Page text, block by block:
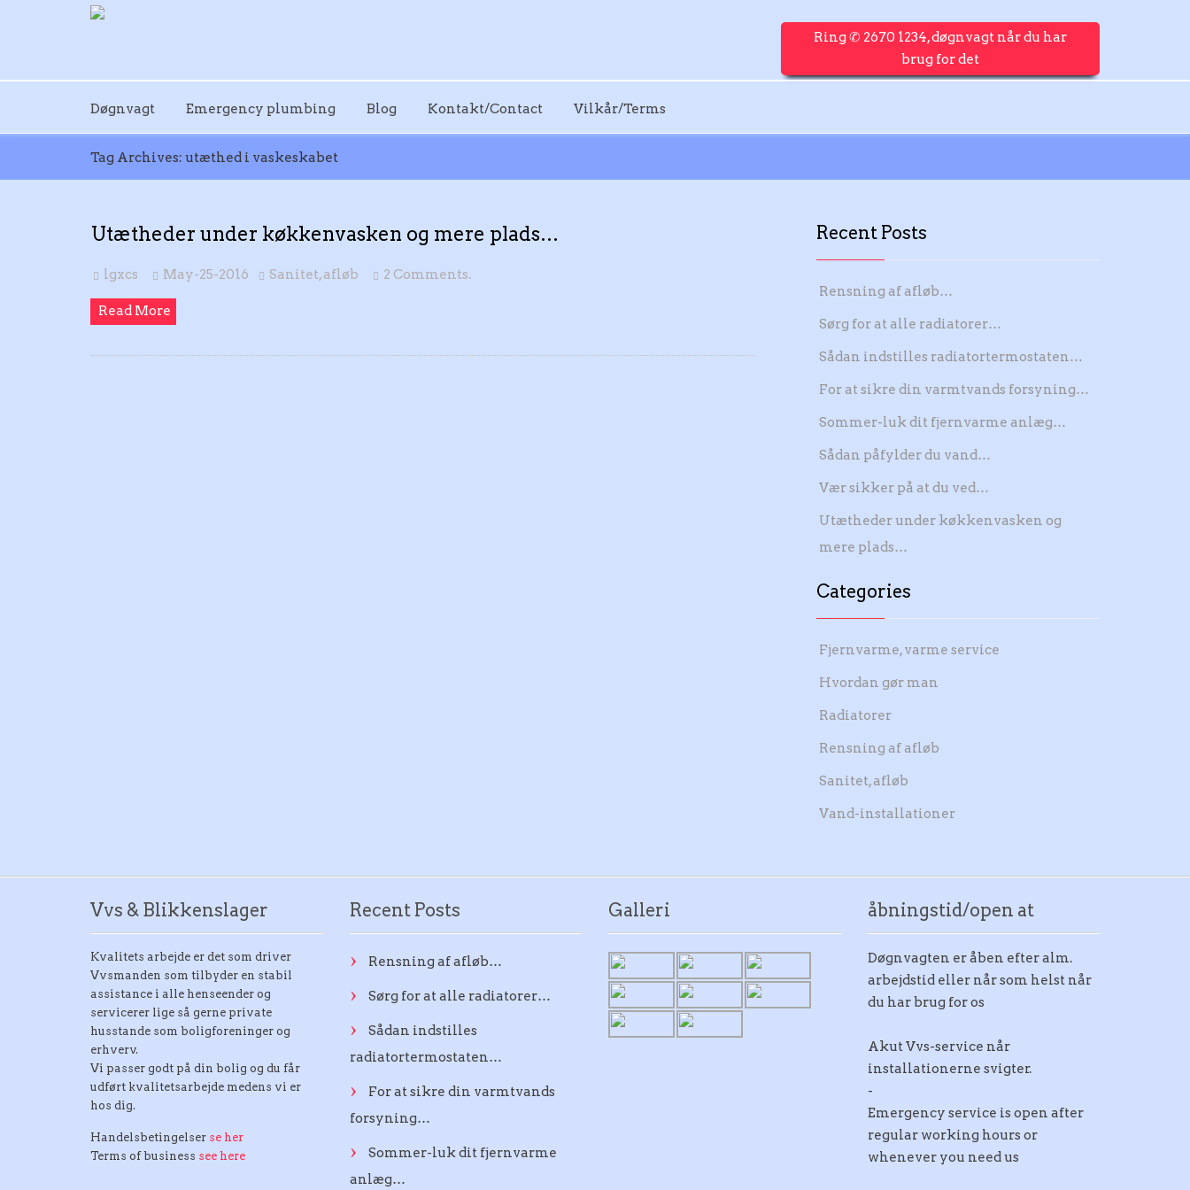
Ring ✆ 2670 1234, døgnvagt når du har
brug for det
Døgnvagt Emergency plumbing Blog Kontakt/Contact Vilkår/Terms
Tag Archives: utæthed i vaskeskabet
Utætheder under køkkenvasken og mere plads…
lgxcs May-25-2016 Sanitet, afløb 2 Comments.
Read More
Recent Posts
Rensning af afløb…
Sørg for at alle radiatorer…
Sådan indstilles radiatortermostaten…
For at sikre din varmtvands forsyning…
Sommer-luk dit fjernvarme anlæg…
Sådan påfylder du vand…
Vær sikker på at du ved…
Utætheder under køkkenvasken og
mere plads…
Categories
Fjernvarme, varme service
Hvordan gør man
Radiatorer
Rensning af afløb
Sanitet, afløb
Vand-installationer
Vvs & Blikkenslager
Kvalitets arbejde er det som driver
Vvsmanden som tilbyder en stabil
assistance i alle henseender og
servicerer lige så gerne private
husstande som boligforeninger og
erhverv.
Vi passer godt på din bolig og du får
udført kvalitetsarbejde medens vi er
hos dig.
Handelsbetingelser se her
Terms of business see here
Recent Posts
Rensning af afløb…
Sørg for at alle radiatorer…
Sådan indstilles
radiatortermostaten…
For at sikre din varmtvands
forsyning…
Sommer-luk dit fjernvarme
anlæg…
Galleri åbningstid/open at
Døgnvagten er åben efter alm.
arbejdstid eller når som helst når
du har brug for os
Akut Vvs-service når
installationerne svigter.
-
Emergency service is open after
regular working hours or
whenever you need us